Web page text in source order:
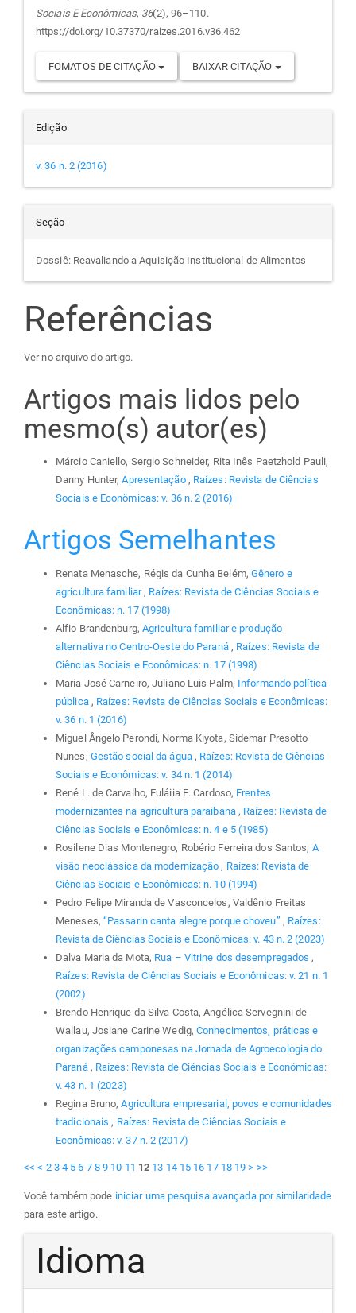
Sociais E Econômicas, 36(2), 96–110.
https://doi.org/10.37370/raizes.2016.v36.462
FOMATOS DE CITAÇÃO BAIXAR CITAÇÃO
Edição
v. 36 n. 2 (2016)
Seção
Dossiê: Reavaliando a Aquisição Institucional de Alimentos
Referências
Ver no arquivo do artigo.
Artigos mais lidos pelo
mesmo(s) autor(es)
Márcio Caniello, Sergio Schneider, Rita Inês Paetzhold Pauli,
Danny Hunter,Apresentação , Raízes: Revista de Ciências
Sociais e Econômicas: v. 36 n. 2 (2016)
Artigos Semelhantes
Renata Menasche, Régis da Cunha Belém, Gênero e
agricultura familiar , Raízes: Revista de Ciências Sociais e
Econômicas: n. 17 (1998)
Alfio Brandenburg, Agricultura familiar e produção
alternativa no Centro-Oeste do Paraná , Raízes: Revista de
Ciências Sociais e Econômicas: n. 17 (1998)
Maria José Carneiro, Juliano Luis Palm, Informando política
pública , Raízes: Revista de Ciências Sociais e Econômicas:
v. 36 n. 1 (2016)
Miguel Ângelo Perondi, Norma Kiyota, Sidemar Presotto
Nunes, Gestão social da água , Raízes: Revista de Ciências
Sociais e Econômicas: v. 34 n. 1 (2014)
René L. de Carvalho, Euláiia E. Cardoso, Frentes
modernizantes na agricultura paraibana , Raízes: Revista de
Ciências Sociais e Econômicas: n. 4 e 5 (1985)
Rosilene Dias Montenegro, Robério Ferreira dos Santos, A
visão neoclássica da modernização , Raízes: Revista de
Ciências Sociais e Econômicas: n. 10 (1994)
Pedro Felipe Miranda de Vasconcelos, Valdênio Freitas
Meneses, “Passarin canta alegre porque choveu” , Raízes:
Revista de Ciências Sociais e Econômicas: v. 43 n. 2 (2023)
Dalva Maria da Mota, Rua – Vitrine dos desempregados ,
Raízes: Revista de Ciências Sociais e Econômicas: v. 21 n. 1
(2002)
Brendo Henrique da Silva Costa, Angélica Servegnini de
Wallau, Josiane Carine Wedig,Conhecimentos, práticas e
organizações camponesas na Jornada de Agroecologia do
Paraná , Raízes: Revista de Ciências Sociais e Econômicas:
v. 43 n. 1 (2023)
Regina Bruno,Agricultura empresarial, povos e comunidades
tradicionais , Raízes: Revista de Ciências Sociais e
Econômicas: v. 37 n. 2 (2017)
<< < 2 3 4 5 6 7 8 9 10 11 12 13 14 15 16 17 18 19 > >>
Você também pode iniciar uma pesquisa avançada por similaridade
para este artigo.
Idioma